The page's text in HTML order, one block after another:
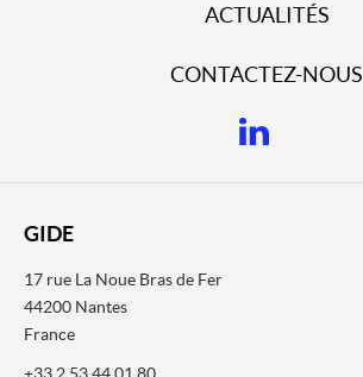
ACTUALITÉS
CONTACTEZ-NOUS
GIDE
17 rue La Noue Bras de Fer
44200 Nantes
France
+33 2 53 44 01 80